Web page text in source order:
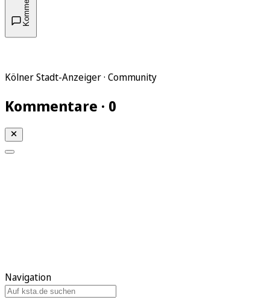
Kölner Stadt-Anzeiger · Community
Kommentare · 0
Navigation